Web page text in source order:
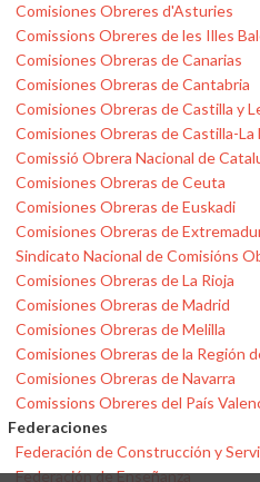
Comisiones Obreres d'Asturies
Comissions Obreres de les Illes
Comisiones Obreras de Canarias
Comisiones Obreras de Cantabria
Comisiones Obreras de Castilla y
Comisiones Obreras de Castilla-La
Comissió Obrera Nacional de
Comisiones Obreras de Ceuta
Comisiones Obreras de Euskadi
Comisiones Obreras de
Sindicato Nacional de Comisións
Comisiones Obreras de La Rioja
Comisiones Obreras de Madrid
Comisiones Obreras de Melilla
Comisiones Obreras de la Región
Comisiones Obreras de Navarra
Comissions Obreres del País
Federaciones
Federación de Construcción y
Federación de Enseñanza